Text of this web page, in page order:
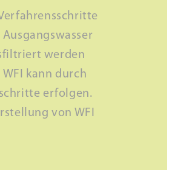
werden
kann durch
erfolgen.
von WFI